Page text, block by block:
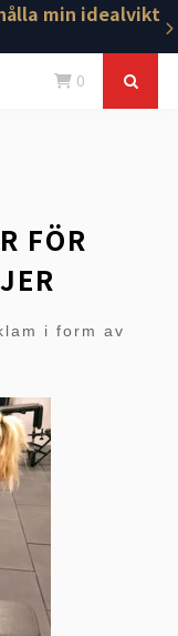
min idealvikt
0
FÖR
i form av